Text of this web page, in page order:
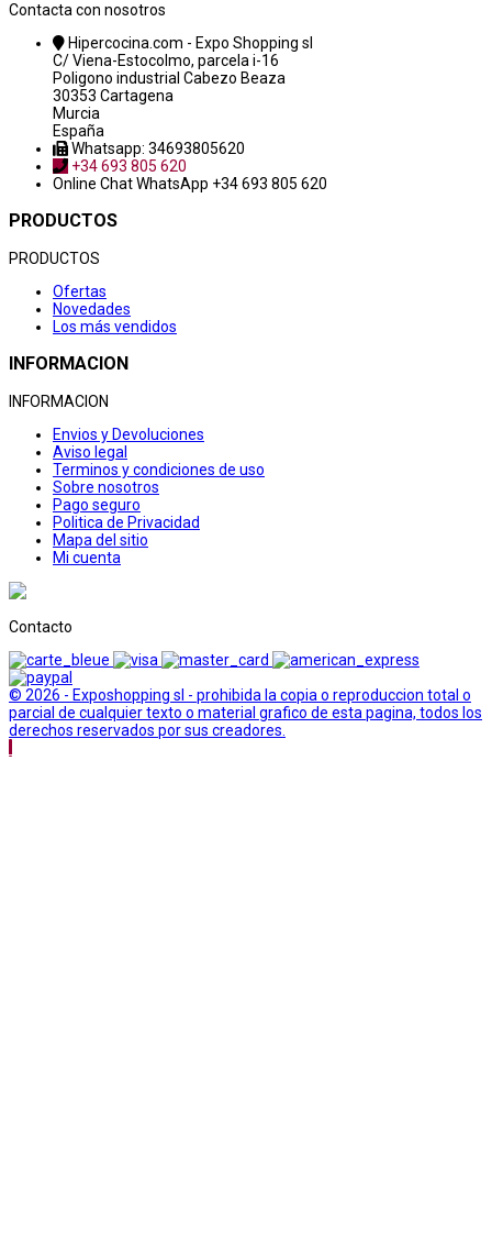
Contacta con nosotros
Hipercocina.com - Expo Shopping sl
C/ Viena-Estocolmo, parcela i-16
Poligono industrial Cabezo Beaza
30353 Cartagena
Murcia
España
Whatsapp: 34693805620
+34 693 805 620
Online ChatWhatsApp +34 693 805 620
PRODUCTOS
PRODUCTOS
Ofertas
Novedades
Los más vendidos
INFORMACION
INFORMACION
Envios y Devoluciones
Aviso legal
Terminos y condiciones de uso
Sobre nosotros
Pago seguro
Politica de Privacidad
Mapa del sitio
Mi cuenta
Contacto
© 2026 - Exposhopping sl - prohibida la copia o reproduccion total o
parcial de cualquier texto o material grafico de esta pagina, todos los
derechos reservados por sus creadores.